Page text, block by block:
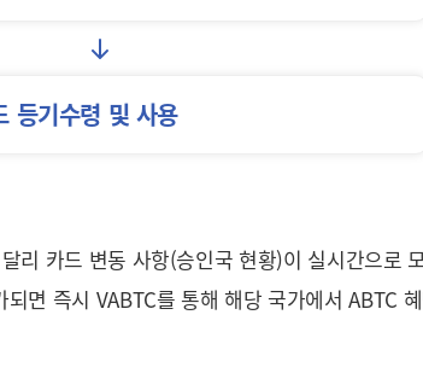
등기수령 및 사용
리 카드 변동 사항(승인국 현황)이 실시간으로
면 즉시 VABTC를 통해 해당 국가에서 ABTC